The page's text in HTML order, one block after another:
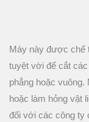
Máy này được chế
tuyệt vời để cắt
phẳng hoặc
hoặc làm hỏng vật
đối với các công ty